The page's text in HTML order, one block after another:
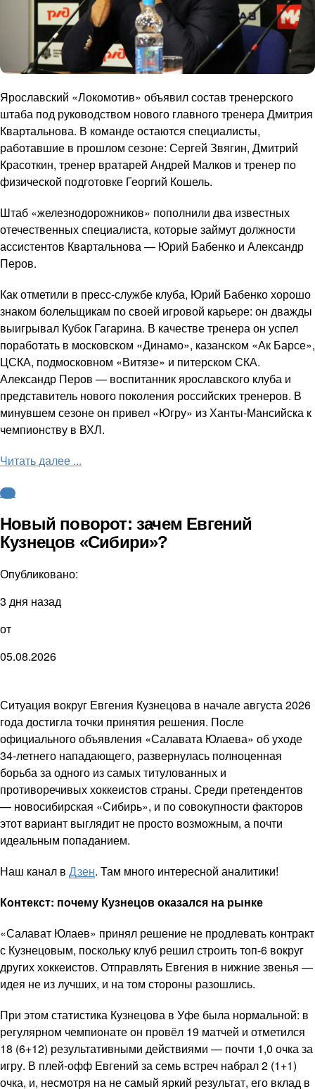
Ярославский «Локомотив» объявил состав тренерского
штаба под руководством нового главного тренера Дмитрия
Квартальнова. В команде остаются специалисты,
работавшие в прошлом сезоне: Сергей Звягин, Дмитрий
Красоткин, тренер вратарей Андрей Малков и тренер по
физической подготовке Георгий Кошель.
Штаб «железнодорожников» пополнили два известных
отечественных специалиста, которые займут должности
ассистентов Квартальнова — Юрий Бабенко и Александр
Перов.
Как отметили в пресс-службе клуба, Юрий Бабенко хорошо
знаком болельщикам по своей игровой карьере: он дважды
выигрывал Кубок Гагарина. В качестве тренера он успел
поработать в московском «Динамо», казанском «Ак Барсе»,
ЦСКА, подмосковном «Витязе» и питерском СКА.
Александр Перов — воспитанник ярославского клуба и
представитель нового поколения российских тренеров. В
минувшем сезоне он привел «Югру» из Ханты-Мансийска к
чемпионству в ВХЛ.
Читать далее ...
КХЛ
Новый поворот: зачем Евгений
Кузнецов «Сибири»?
Опубликовано:
3 дня назад
от
05.08.2026
Ситуация вокруг Евгения Кузнецова в начале августа 2026
года достигла точки принятия решения. После
официального объявления «Салавата Юлаева» об уходе
34-летнего нападающего, развернулась полноценная
борьба за одного из самых титулованных и
противоречивых хоккеистов страны. Среди претендентов
— новосибирская «Сибирь», и по совокупности факторов
этот вариант выглядит не просто возможным, а почти
идеальным попаданием.
Наш канал в Дзен. Там много интересной аналитики!
Контекст: почему Кузнецов оказался на рынке
«Салават Юлаев» принял решение не продлевать контракт
с Кузнецовым, поскольку клуб решил строить топ-6 вокруг
других хоккеистов. Отправлять Евгения в нижние звенья —
идея не из лучших, и на том стороны разошлись.
При этом статистика Кузнецова в Уфе была нормальной: в
регулярном чемпионате он провёл 19 матчей и отметился
18 (6+12) результативными действиями — почти 1,0 очка за
игру. В плей-офф Евгений за семь встреч набрал 2 (1+1)
очка, и, несмотря на не самый яркий результат, его вклад в